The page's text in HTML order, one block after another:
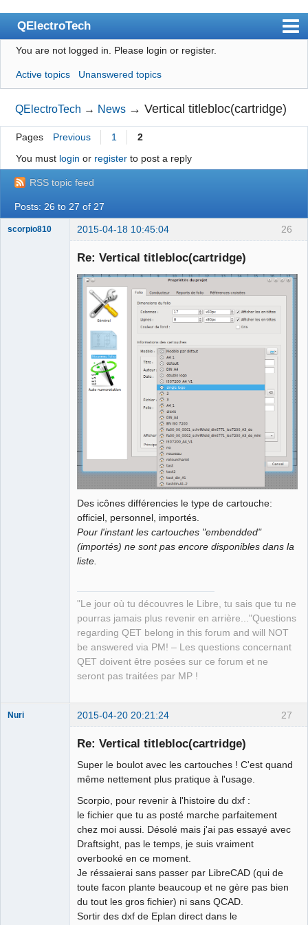
QElectroTech
Index
User list
Search
Register
Login
Site officiel
Wiki
BugTracker
Manual 0.8_cs
Google_Search
You are not logged in. Please login or register.
Active topics Unanswered topics
QElectroTech → News →Vertical titlebloc(cartridge)
Pages Previous 1
2
You must login or registerto post a reply
RSS topic feed
Posts: 26 to 27 of 27
26
scorpio810 2015-04-18 10:45:04
Re: Vertical titlebloc(cartridge)
Des icônes différencies le type de cartouche:
officiel, personnel, importés.
Pour l'instant les cartouches "embendded"
(importés) ne sont pas encore disponibles dans la
liste.
"Le jour où tu découvres le Libre, tu sais que tu ne
pourras jamais plus revenir en arrière..."Questions
regarding QET belong in this forum and will NOT
be answered via PM! – Les questions concernant
QET doivent être posées sur ce forum et ne
seront pas traitées par MP !
27
Nuri 2015-04-20 20:21:24
Re: Vertical titlebloc(cartridge)
Super le boulot avec les cartouches ! C'est quand
même nettement plus pratique à l'usage.
Scorpio, pour revenir à l'histoire du dxf :
le fichier que tu as posté marche parfaitement
chez moi aussi. Désolé mais j'ai pas essayé avec
Draftsight, pas le temps, je suis vraiment
overbooké en ce moment.
Je réssaierai sans passer par LibreCAD (qui de
toute facon plante beaucoup et ne gère pas bien
du tout les gros fichier) ni sans QCAD.
Sortir des dxf de Eplan direct dans le